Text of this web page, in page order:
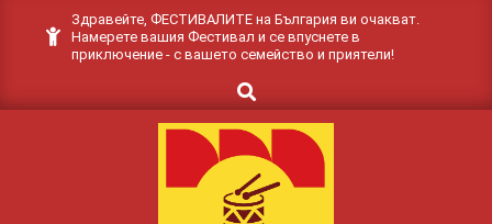
Здравейте, ФЕСТИВАЛИТЕ на България ви очакват.
Намерете вашия Фестивал и се впуснете в
приключение - с вашето семейство и приятели!
Search